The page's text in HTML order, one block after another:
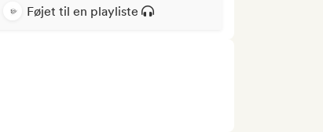
Føjet til en playliste